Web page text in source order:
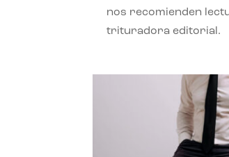
nos recomienden
trituradora editorial.